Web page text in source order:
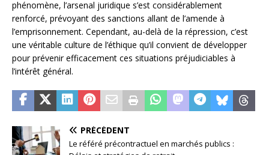
phénomène, l’arsenal juridique s’est considérablement
renforcé, prévoyant des sanctions allant de l’amende à
l’emprisonnement. Cependant, au-delà de la répression, c’est
une véritable culture de l’éthique qu’il convient de développer
pour prévenir efficacement ces situations préjudiciables à
l’intérêt général.
PRÉCÉDENT
Le référé précontractuel en marchés publics :